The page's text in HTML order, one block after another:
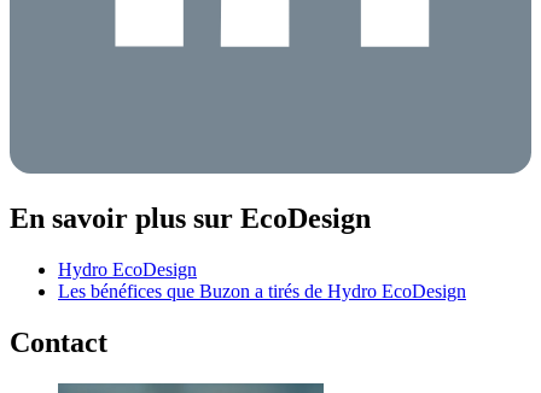
En savoir plus sur EcoDesign
Hydro EcoDesign
Les bénéfices que Buzon a tirés de Hydro EcoDesign
Contact